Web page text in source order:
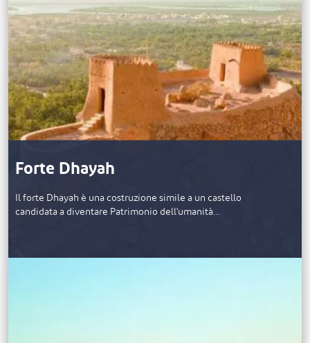
Forte Dhayah
Il forte Dhayah è una costruzione simile a un castello
candidata a diventare Patrimonio dell'umanità…